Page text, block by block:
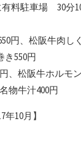
料駐車場 30分
円、松阪牛肉し
き550円
、松阪牛ホルモ
物牛汁400円
年10月】